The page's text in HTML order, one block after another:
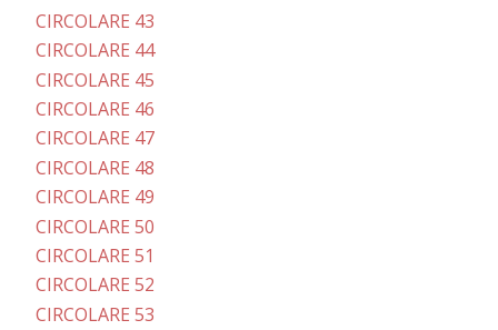
CIRCOLARE 43
CIRCOLARE 44
CIRCOLARE 45
CIRCOLARE 46
CIRCOLARE 47
CIRCOLARE 48
CIRCOLARE 49
CIRCOLARE 50
CIRCOLARE 51
CIRCOLARE 52
CIRCOLARE 53